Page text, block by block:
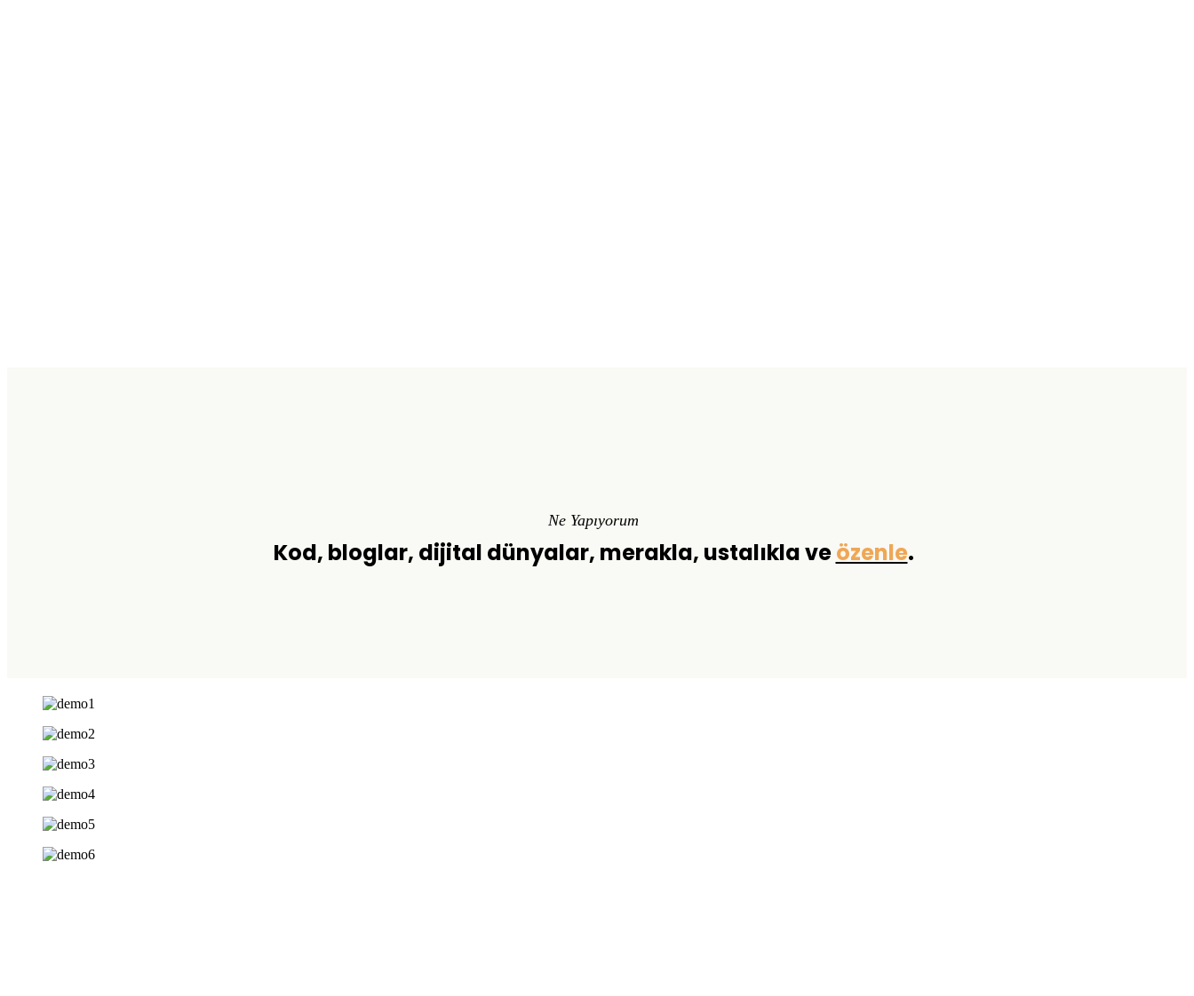
Ne Yapıyorum
Kod, bloglar, dijital dünyalar, merakla, ustalıkla veözenle.